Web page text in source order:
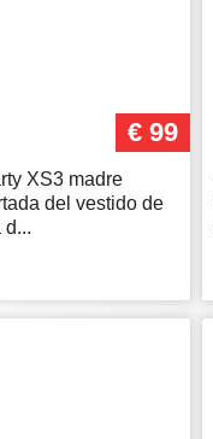
€ 99
XS3 madre
del vestido de
d...